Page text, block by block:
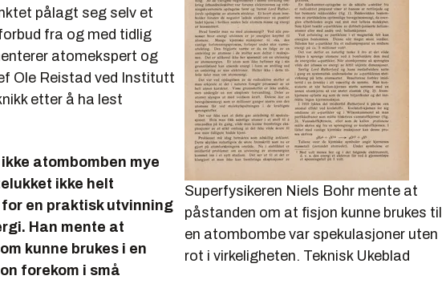
Superfysikeren Niels Bohr mente at
påstanden om at fisjon kunne brukes til
en atombombe var spekulasjoner uten
rot i virkeligheten. Teknisk Ukeblad
pålagt seg selv et
fra og med tidlig
atomekspert og
Ole Reistad ved Institutt
etter å ha lest
atombomben mye
ikke helt
en praktisk utvinning
Han mente at
kunne brukes i en
forekom i små